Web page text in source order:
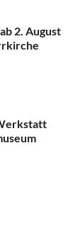
2. August